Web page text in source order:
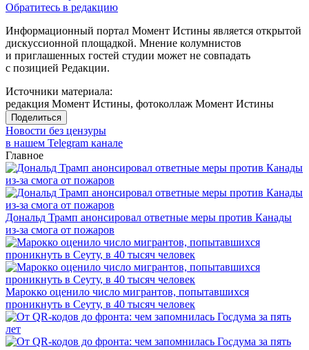
Обратитесь в редакцию
Информационный портал Момент Истины является открытой
дискуссионной площадкой. Мнение колумнистов
и приглашенных гостей студии может не совпадать
с позицией Редакции.
Источники материала:
редакция Момент Истины, фотоколлаж Момент Истины
Поделиться
Новости без цензуры
в нашем Telegram канале
Главное
Дональд Трамп анонсировал ответные меры против Канады
из-за смога от пожаров
Марокко оценило число мигрантов, попытавшихся
проникнуть в Сеуту, в 40 тысяч человек